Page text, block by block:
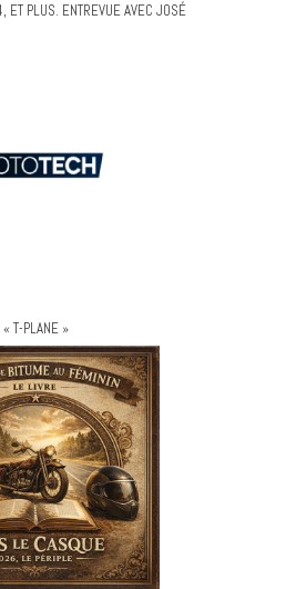
PLUS. ENTREVUE AVEC JOSÉ
T-PLANE »